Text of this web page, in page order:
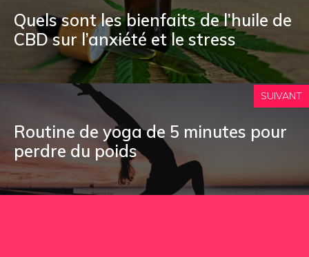
Quels sont les bienfaits de l’huile de
CBD sur l’anxiété et le stress
SUIVANT
Routine de yoga de 5 minutes pour
perdre du poids